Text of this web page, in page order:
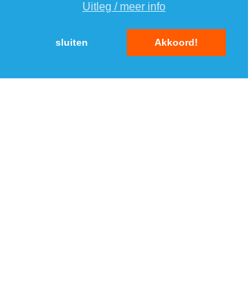
Uitleg / meer info
sluiten Akkoord!